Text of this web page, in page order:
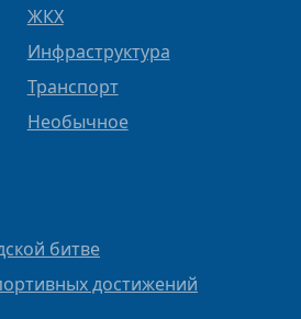
ЖКХ
Инфраструктура
Транспорт
Необычное
битве
достижений